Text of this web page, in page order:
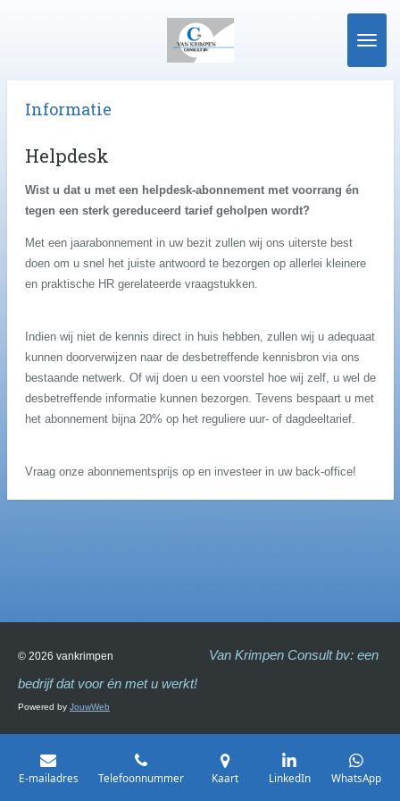
de
hoofdinhoud
Informatie
Helpdesk
Wist u dat u met een helpdesk-abonnement met voorrang én
tegen een sterk gereduceerd tarief geholpen wordt?
Met een jaarabonnement in uw bezit zullen wij ons uiterste best
doen om u snel het juiste antwoord te bezorgen op allerlei kleinere
en praktische HR gerelateerde vraagstukken.
Indien wij niet de kennis direct in huis hebben, zullen wij u adequaat
kunnen doorverwijzen naar de desbetreffende kennisbron via ons
bestaande netwerk. Of wij doen u een voorstel hoe wij zelf, u wel de
desbetreffende informatie kunnen bezorgen. Tevens bespaart u met
het abonnement bijna 20% op het reguliere uur- of dagdeeltarief.
Vraag onze abonnementsprijs op en investeer in uw back-office!
© 2026 vankrimpen
Van Krimpen Consult bv: een
bedrijf dat voor én met u werkt!
Powered by JouwWeb
E-mailadres Telefoonnummer Kaart LinkedIn WhatsApp